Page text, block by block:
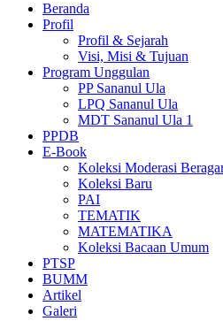
Beranda
Profil
Profil & Sejarah
Visi, Misi & Tujuan
Program Unggulan
PP Sananul Ula
LPQ Sananul Ula
MDT Sananul Ula 1
PPDB
E-Book
Koleksi Moderasi
Koleksi Baru
PAI
TEMATIK
MATEMATIKA
Koleksi Bacaan Umum
PTSP
BUMM
Artikel
Galeri